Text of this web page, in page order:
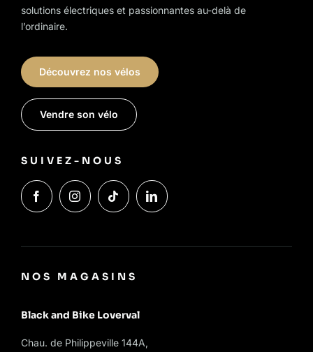
solutions électriques et passionnantes au-delà de
l’ordinaire.
Découvrez nos vélos
Vendre son vélo
SUIVEZ-NOUS
NOS MAGASINS
Black and Bike Loverval
Chau. de Philippeville 144A,